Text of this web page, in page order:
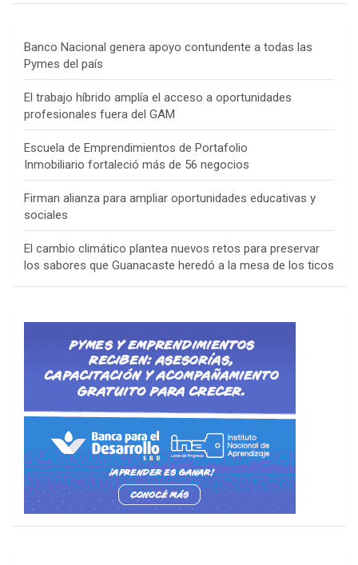
Banco Nacional genera apoyo contundente a todas las
Pymes del país
El trabajo híbrido amplía el acceso a oportunidades
profesionales fuera del GAM
Escuela de Emprendimientos de Portafolio
Inmobiliario fortaleció más de 56 negocios
Firman alianza para ampliar oportunidades educativas y
sociales
El cambio climático plantea nuevos retos para preservar
los sabores que Guanacaste heredó a la mesa de los ticos